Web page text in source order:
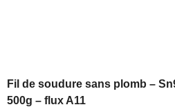
Fil de soudure sans plomb –
500g – flux A11